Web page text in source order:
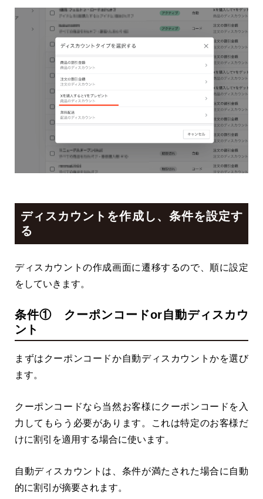
ディスカウントを作成し、条件を設定す
る
ディスカウントの作成画面に遷移するので、順に設定
をしていきます。
条件① クーポンコードor自動ディスカウ
ント
まずはクーポンコードか自動ディスカウントかを選び
ます。
クーポンコードなら当然お客様にクーポンコードを入
力してもらう必要があります。これは特定のお客様だ
けに割引を適用する場合に使います。
自動ディスカウントは、条件が満たされた場合に自動
的に割引が摘要されます。